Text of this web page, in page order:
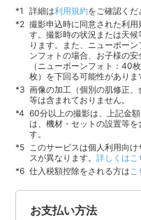
詳細は利用規約をご確認くだ
撮影申込時に同意された利
す。撮影時の状況または天
ります。また、ニューボー
ンフォトの場合、お子様の
（ニューボーンフォト：40
枚）を下回る可能性がありま
画像の加工（個別の肌修正
等は含まれておりません。
60分以上の撮影は、上記金
は、機材・セットの設置等
す。
このサービスは個人利用向
スが異なります。詳しくはこ
仕入税額控除をされる方はこ
お支払い方法